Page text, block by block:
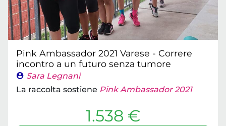
Pink Ambassador 2021 Varese - Correre
incontro a un futuro senza tumore
Sara Legnani
La raccolta sostiene Pink Ambassador 2021
1.538 €